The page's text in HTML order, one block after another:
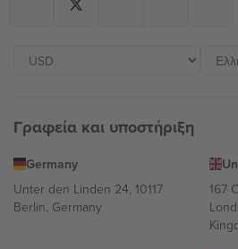
Γραφεία και υποστήριξη
Germany
Unter den Linden 24, 10117
Berlin, Germany
167